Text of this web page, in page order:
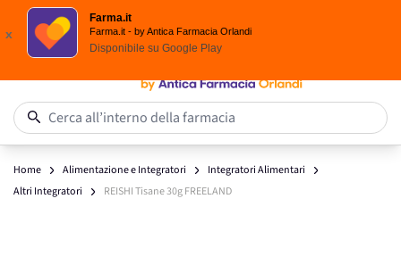
x
Farma.it
Farma.it - by Antica Farmacia Orlandi
Disponibile su Google Play
Salta al contenuto
Cerca all’interno della farmacia
Home Alimentazione e Integratori
Integratori Alimentari
Altri Integratori
REISHI Tisane 30g FREELAND